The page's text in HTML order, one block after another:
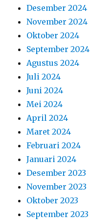
Desember 2024
November 2024
Oktober 2024
September 2024
Agustus 2024
Juli 2024
Juni 2024
Mei 2024
April 2024
Maret 2024
Februari 2024
Januari 2024
Desember 2023
November 2023
Oktober 2023
September 2023